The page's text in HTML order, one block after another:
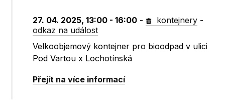
27. 04. 2025, 13:00 - 16:00 - kontejnery -
odkaz na událost
Velkoobjemový kontejner pro bioodpad v ulici
Pod Vartou x Lochotínská
Přejít na více informací